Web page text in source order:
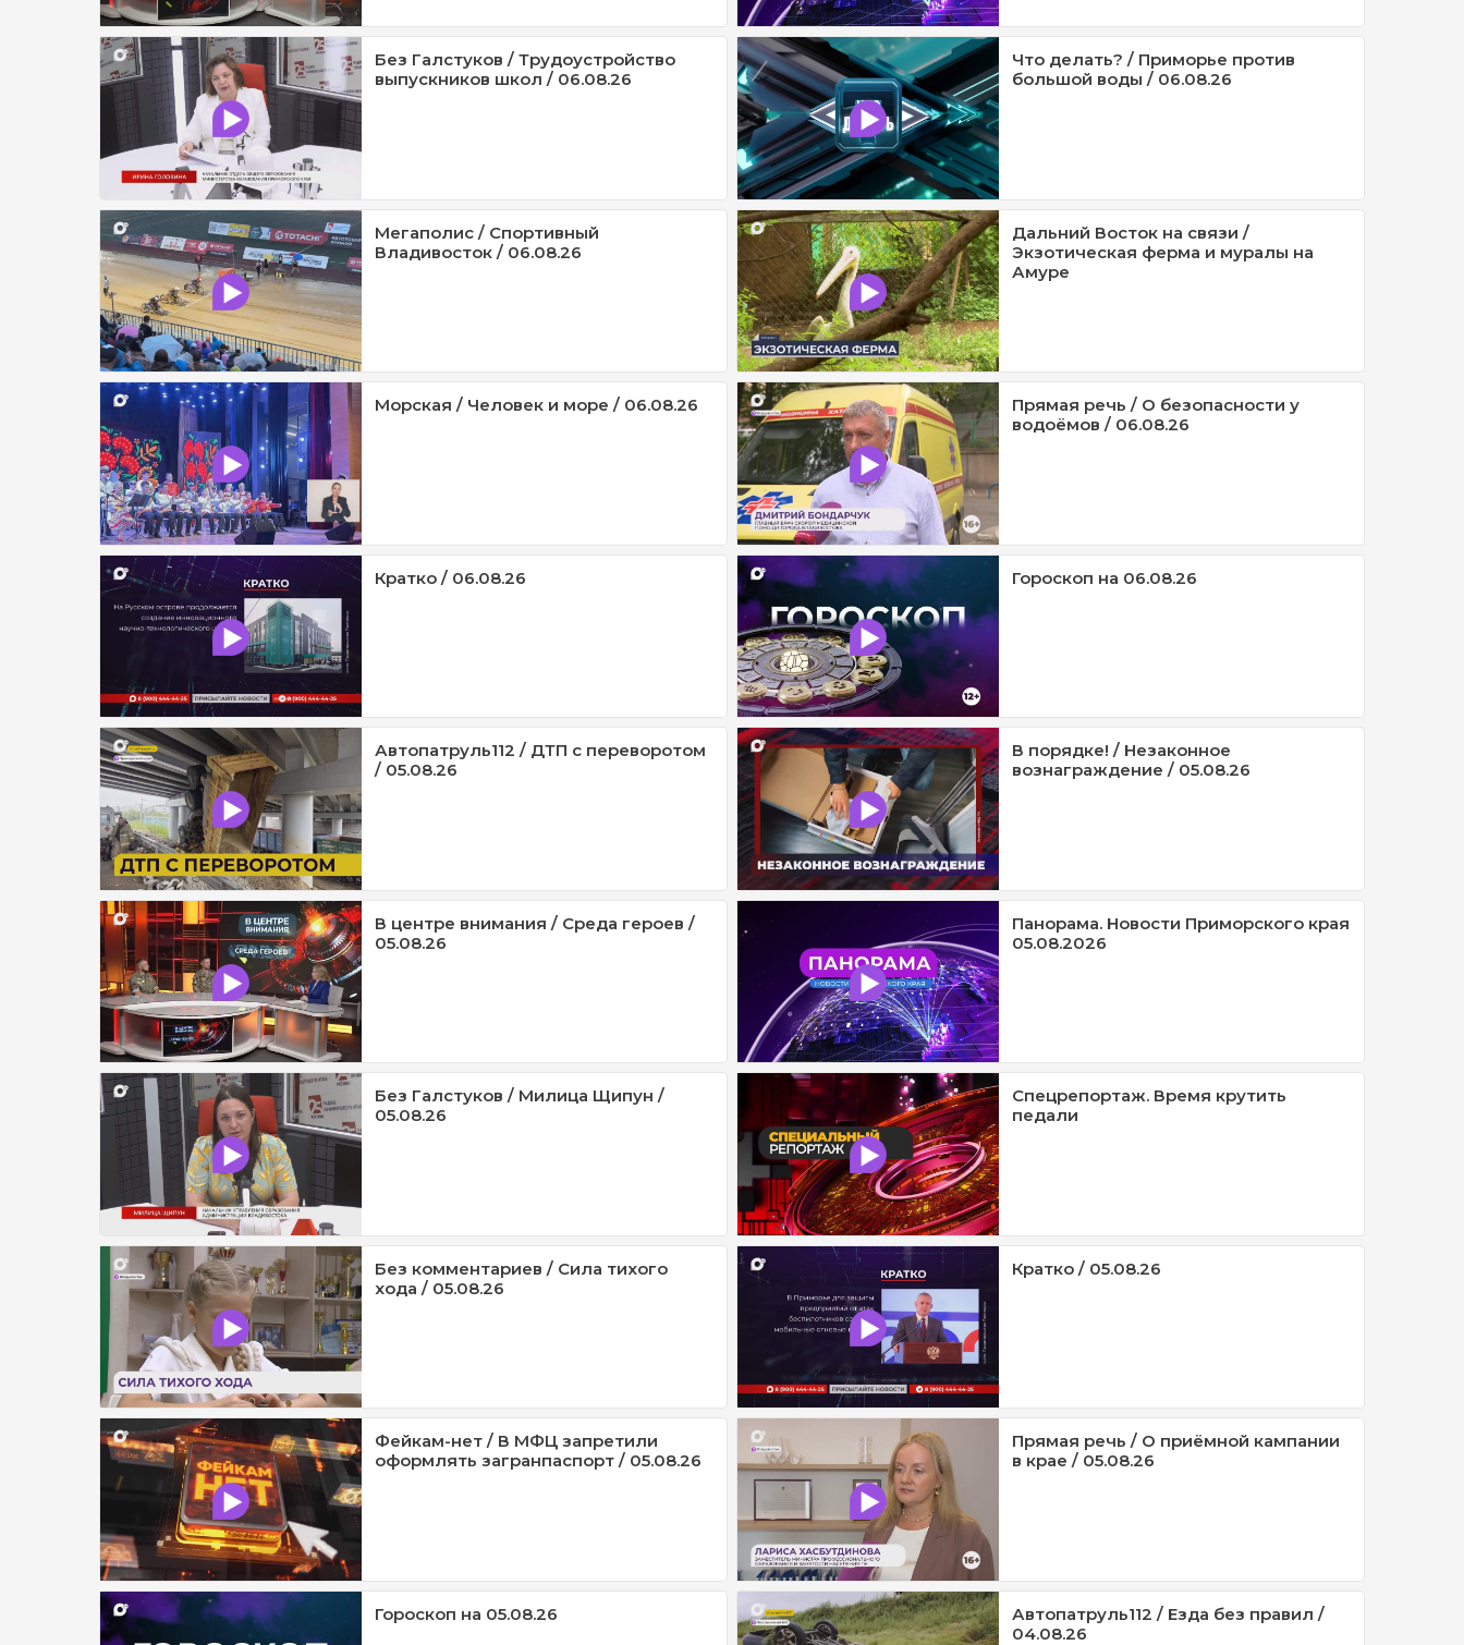
Без Галстуков / Трудоустройство
выпускников школ / 06.08.26
Что делать? / Приморье против
большой воды / 06.08.26
Мегаполис / Спортивный
Владивосток / 06.08.26
Дальний Восток на связи /
Экзотическая ферма и муралы на
Амуре
Морская / Человек и море / 06.08.26
Прямая речь / О безопасности у
водоёмов / 06.08.26
Кратко / 06.08.26 Гороскоп на 06.08.26
Автопатруль112 / ДТП с переворотом
/ 05.08.26
В порядке! / Незаконное
вознаграждение / 05.08.26
В центре внимания / Среда героев /
05.08.26
Панорама. Новости Приморского края
05.08.2026
Без Галстуков / Милица Щипун /
05.08.26
Спецрепортаж. Время крутить
педали
Без комментариев / Сила тихого
хода / 05.08.26
Кратко / 05.08.26
Фейкам-нет / В МФЦ запретили
оформлять загранпаспорт / 05.08.26
Прямая речь / О приёмной кампании
в крае / 05.08.26
Гороскоп на 05.08.26
Автопатруль112 / Езда без правил /
04.08.26